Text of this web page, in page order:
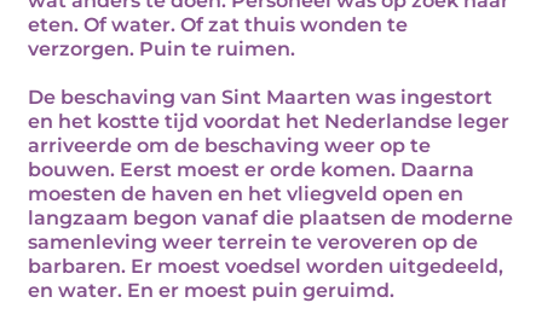
eten. Of water. Of zat thuis wonden te
verzorgen. Puin te ruimen.
De beschaving van Sint Maarten was ingestort
en het kostte tijd voordat het Nederlandse leger
arriveerde om de beschaving weer op te
bouwen. Eerst moest er orde komen. Daarna
moesten de haven en het vliegveld open en
langzaam begon vanaf die plaatsen de moderne
samenleving weer terrein te veroveren op de
barbaren. Er moest voedsel worden uitgedeeld,
en water. En er moest puin geruimd.